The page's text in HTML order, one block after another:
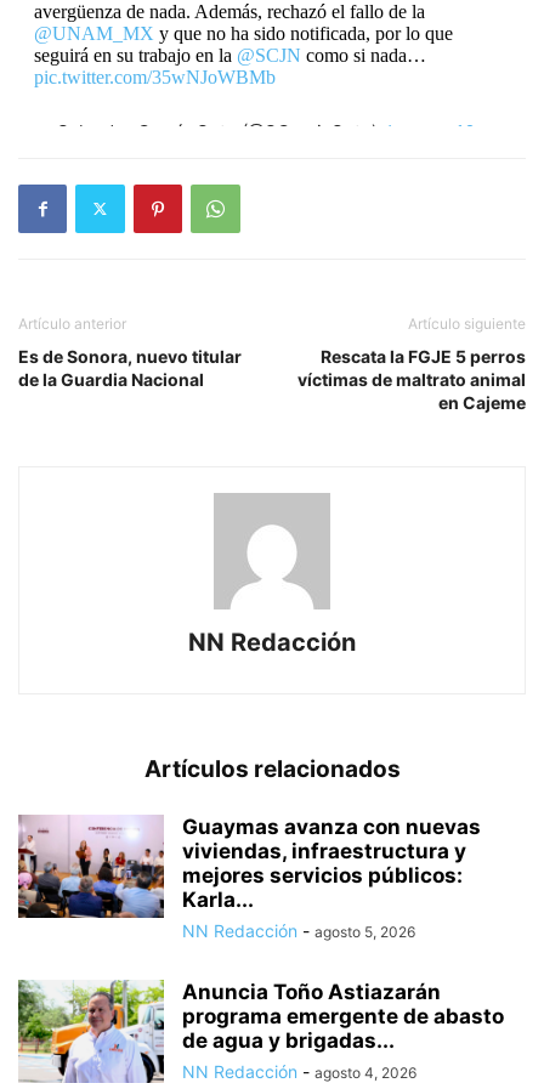
avergüenza de nada. Además, rechazó el fallo de la
@UNAM_MX y que no ha sido notificada, por lo que
seguirá en su trabajo en la @SCJN como si nada…
pic.twitter.com/35wNJoWBMb
— Salvador García Soto (@SGarciaSoto) January 16,
Artículo anterior
Es de Sonora, nuevo titular
de la Guardia Nacional
Artículo siguiente
Rescata la FGJE 5 perros
víctimas de maltrato animal
en Cajeme
NN Redacción
Artículos relacionados
Guaymas avanza con nuevas
viviendas, infraestructura y
mejores servicios públicos:
Karla...
NN Redacción - agosto 5, 2026
Anuncia Toño Astiazarán
programa emergente de abasto
de agua y brigadas...
NN Redacción - agosto 4, 2026